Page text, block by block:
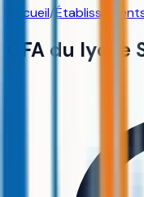
Accueil/
CFA du